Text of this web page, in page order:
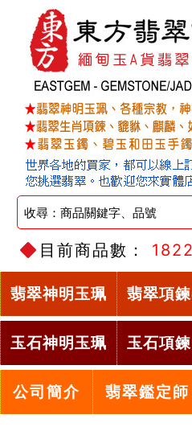
目前商品數：
翡翠神明玉珮 翡翠項
玉石神明玉珮 玉石項
公司簡介 翡翠鑑定師